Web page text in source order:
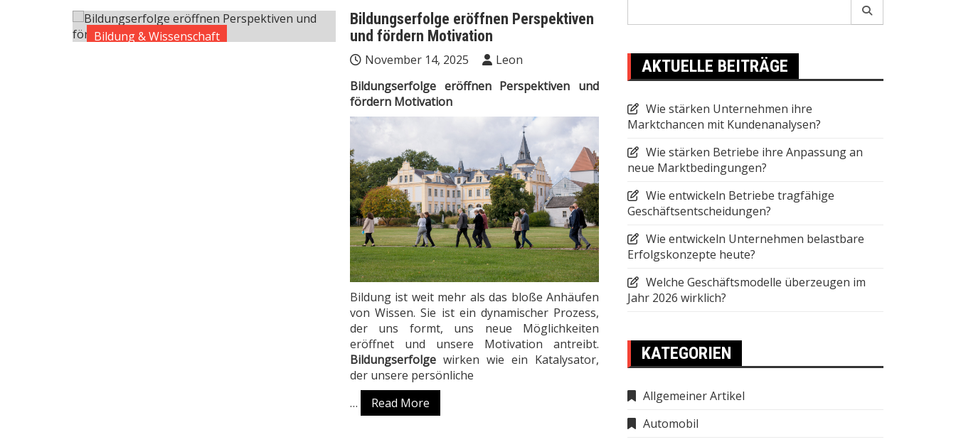
Bildung & Wissenschaft
Bildungserfolge eröffnen Perspektiven
und fördern Motivation
November 14, 2025
Leon
Bildungserfolge eröffnen Perspektiven und
fördern Motivation
Bildung ist weit mehr als das bloße Anhäufen
von Wissen. Sie ist ein dynamischer Prozess,
der uns formt, uns neue Möglichkeiten
eröffnet und unsere Motivation antreibt.
Bildungserfolge wirken wie ein Katalysator,
der unsere persönliche
…
Read More
AKTUELLE BEITRÄGE
Wie stärken Unternehmen ihre
Marktchancen mit Kundenanalysen?
Wie stärken Betriebe ihre Anpassung an
neue Marktbedingungen?
Wie entwickeln Betriebe tragfähige
Geschäftsentscheidungen?
Wie entwickeln Unternehmen belastbare
Erfolgskonzepte heute?
Welche Geschäftsmodelle überzeugen im
Jahr 2026 wirklich?
KATEGORIEN
Allgemeiner Artikel
Automobil